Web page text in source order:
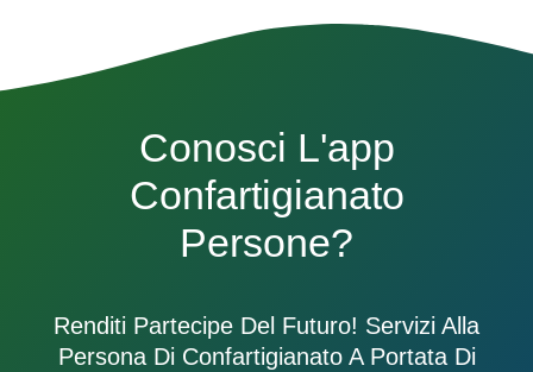
Conosci L'app
Confartigianato
Persone?
Renditi Partecipe Del Futuro! Servizi Alla
Persona Di Confartigianato A Portata Di